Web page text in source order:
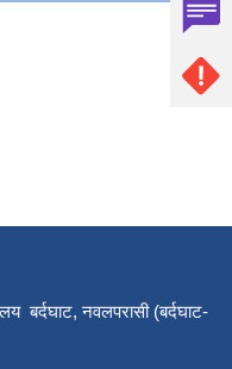
बर्दघाट, नवलपरासी (बर्दघाट-